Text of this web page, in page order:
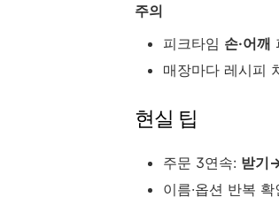
주의
피크타임 손·어깨
매장마다 레시피
현실 팁
주문 3연속: 받기
이름·옵션 반복